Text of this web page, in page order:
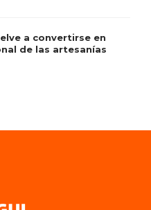
a convertirse en
de las artesanías